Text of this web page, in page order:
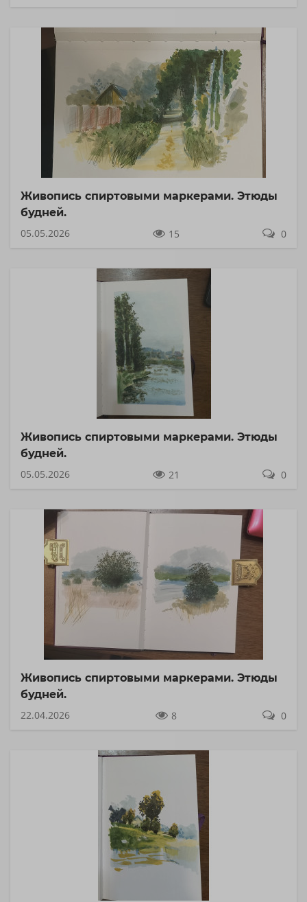
Живопись спиртовыми маркерами. Этюды
будней.
05.05.2026
15 0
Живопись спиртовыми маркерами. Этюды
будней.
05.05.2026
21 0
Живопись спиртовыми маркерами. Этюды
будней.
22.04.2026
8 0